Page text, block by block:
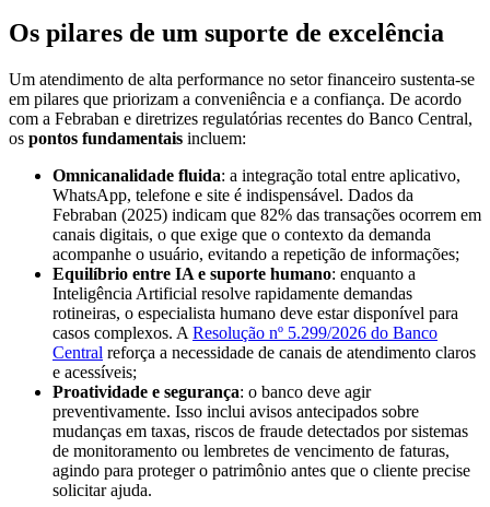
Os pilares de um suporte de excelência
Um atendimento de alta performance no setor financeiro sustenta-se
em pilares que priorizam a conveniência e a confiança. De acordo
com a Febraban e diretrizes regulatórias recentes do Banco Central,
os pontos fundamentais incluem:
Omnicanalidade fluida: a integração total entre aplicativo,
WhatsApp, telefone e site é indispensável. Dados da
Febraban (2025) indicam que 82% das transações ocorrem em
canais digitais, o que exige que o contexto da demanda
acompanhe o usuário, evitando a repetição de informações;
Equilíbrio entre IA e suporte humano: enquanto a
Inteligência Artificial resolve rapidamente demandas
rotineiras, o especialista humano deve estar disponível para
casos complexos. A Resolução nº 5.299/2026 do Banco
Central reforça a necessidade de canais de atendimento claros
e acessíveis;
Proatividade e segurança: o banco deve agir
preventivamente. Isso inclui avisos antecipados sobre
mudanças em taxas, riscos de fraude detectados por sistemas
de monitoramento ou lembretes de vencimento de faturas,
agindo para proteger o patrimônio antes que o cliente precise
solicitar ajuda.